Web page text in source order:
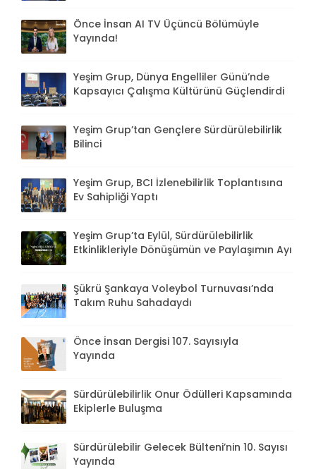
Önce İnsan AI TV Üçüncü Bölümüyle
Yayında!
Yeşim Grup, Dünya Engelliler Günü’nde
Kapsayıcı Çalışma Kültürünü Güçlendirdi
Yeşim Grup’tan Gençlere Sürdürülebilirlik
Bilinci
Yeşim Grup, BCI İzlenebilirlik Toplantısına
Ev Sahipliği Yaptı
Yeşim Grup’ta Eylül, Sürdürülebilirlik
Etkinlikleriyle Dönüşümün ve Paylaşımın Ayı
Şükrü Şankaya Voleybol Turnuvası’nda
Takım Ruhu Sahadaydı
Önce İnsan Dergisi 107. Sayısıyla
Yayında
Sürdürülebilirlik Onur Ödülleri Kapsamında
Ekiplerle Buluşma
Sürdürülebilir Gelecek Bülteni’nin 10. Sayısı
Yayında